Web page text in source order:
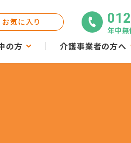
の方 介護事業者の方へ
お気に入り
年中